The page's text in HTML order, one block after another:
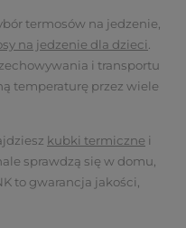
termosów na jedzenie,
na jedzenie dla dzieci.
i transportu
temperaturę przez wiele
kubki termiczne i
sprawdzą się w domu,
to gwarancja jakości,